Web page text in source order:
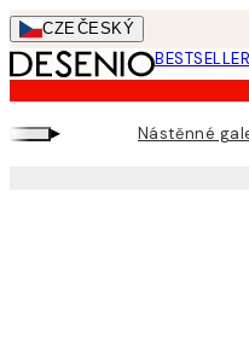
Skip
to
main
content.
CZEČESKÝ
▸ Nástěnné